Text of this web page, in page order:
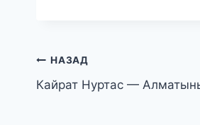
Навигация
по
НАЗАД
Кайрат Нуртас —